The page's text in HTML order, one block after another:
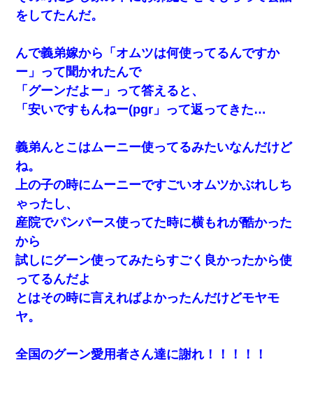
をしてたんだ。
んで義弟嫁から「オムツは何使ってるんですか
ー」って聞かれたんで
「グーンだよー」って答えると、
「安いですもんねー(pgr」って返ってきた…
義弟んとこはムーニー使ってるみたいなんだけど
ね。
上の子の時にムーニーですごいオムツかぶれしち
ゃったし、
産院でパンパース使ってた時に横もれが酷かった
から
試しにグーン使ってみたらすごく良かったから使
ってるんだよ
とはその時に言えればよかったんだけどモヤモ
ヤ。
全国のグーン愛用者さん達に謝れ！！！！！